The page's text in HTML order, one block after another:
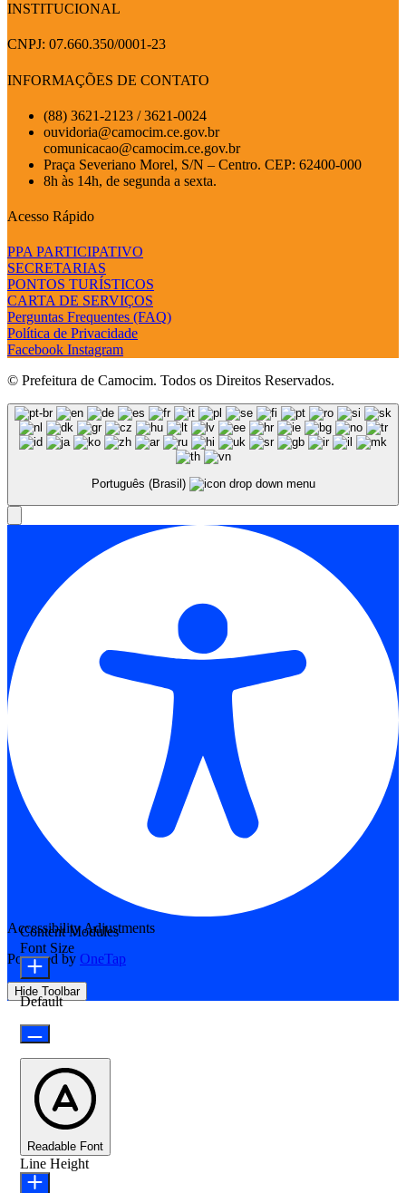
INSTITUCIONAL
CNPJ: 07.660.350/0001-23
INFORMAÇÕES DE CONTATO
(88) 3621-2123 / 3621-0024
ouvidoria@camocim.ce.gov.br
comunicacao@camocim.ce.gov.br
Praça Severiano Morel, S/N – Centro. CEP: 62400-000
8h às 14h, de segunda a sexta.
Acesso Rápido
PPA PARTICIPATIVO
SECRETARIAS
PONTOS TURÍSTICOS
CARTA DE SERVIÇOS
Perguntas Frequentes (FAQ)
Política de Privacidade
Facebook Instagram
© Prefeitura de Camocim. Todos os Direitos Reservados.
Português (Brasil)
Accessibility Adjustments
Powered by OneTap
Hide Toolbar
Content Modules
Font Size
Default
Readable Font
Line Height